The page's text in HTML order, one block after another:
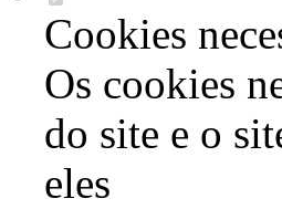
Cookies
Os cookies
do site e o
eles